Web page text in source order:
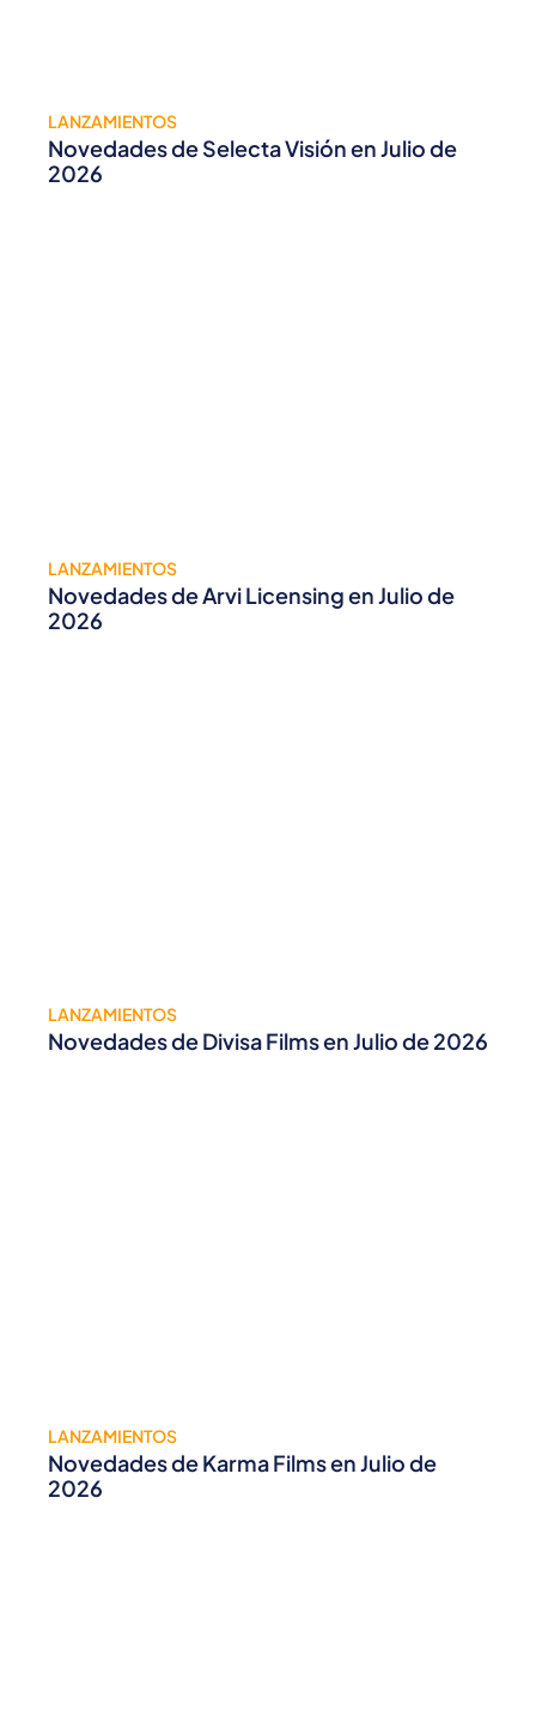
LANZAMIENTOS
Novedades de Selecta Visión en Julio de
2026
LANZAMIENTOS
Novedades de Arvi Licensing en Julio de
2026
LANZAMIENTOS
Novedades de Divisa Films en Julio de 2026
LANZAMIENTOS
Novedades de Karma Films en Julio de
2026